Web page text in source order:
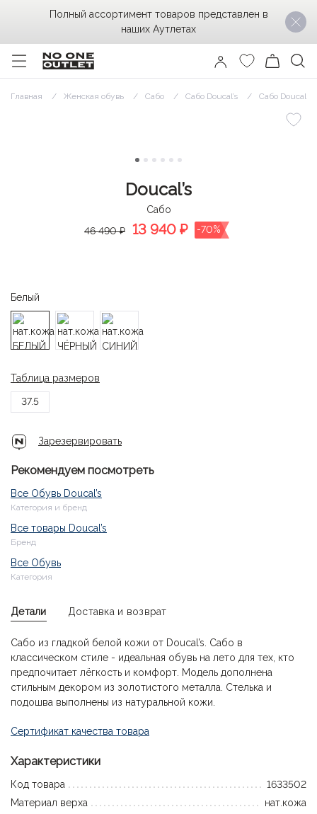
Главная Женская обувь Сабо Сабо Doucal’s Сабо Doucal’s
Doucal’s
Сабо
46 490 ₽
13 940 ₽ -70%
Белый
Таблица размеров
37.5
Зарезервировать
Рекомендуем посмотреть
Все Обувь Doucal’s
Категория и бренд
Все товары Doucal’s
Бренд
Все Обувь
Категория
Детали Доставка и возврат
Сабо из гладкой белой кожи от Doucal’s. Сабо в
классическом стиле - идеальная обувь на лето для тех, кто
предпочитает лёгкость и комфорт. Модель дополнена
стильным декором из золотистого металла. Стелька и
подошва выполнены из натуральной кожи.
Сертификат качества товара
Характеристики
Код товара
1633502
Материал верха
нат.кожа
Полный ассортимент товаров представлен в
наших Аутлетах